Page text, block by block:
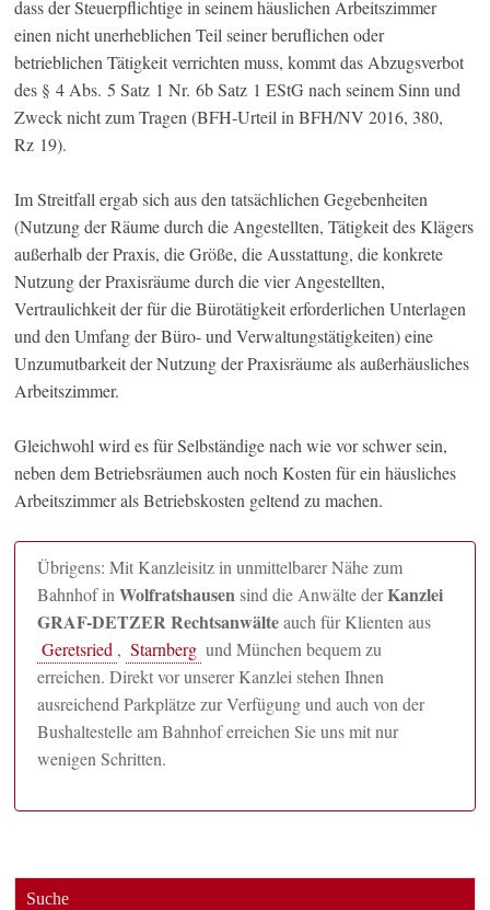
dass der Steuerpflichtige in seinem häuslichen Arbeitszimmer
einen nicht unerheblichen Teil seiner beruflichen oder
betrieblichen Tätigkeit verrichten muss, kommt das Abzugsverbot
des § 4 Abs. 5 Satz 1 Nr. 6b Satz 1 EStG nach seinem Sinn und
Zweck nicht zum Tragen (BFH-Urteil in BFH/NV 2016, 380,
Rz 19).
Im Streitfall ergab sich aus den tatsächlichen Gegebenheiten
(Nutzung der Räume durch die Angestellten, Tätigkeit des Klägers
außerhalb der Praxis, die Größe, die Ausstattung, die konkrete
Nutzung der Praxisräume durch die vier Angestellten,
Vertraulichkeit der für die Bürotätigkeit erforderlichen Unterlagen
und den Umfang der Büro- und Verwaltungstätigkeiten) eine
Unzumutbarkeit der Nutzung der Praxisräume als außerhäusliches
Arbeitszimmer.
Gleichwohl wird es für Selbständige nach wie vor schwer sein,
neben dem Betriebsräumen auch noch Kosten für ein häusliches
Arbeitszimmer als Betriebskosten geltend zu machen.
Übrigens: Mit Kanzleisitz in unmittelbarer Nähe zum
Bahnhof inWolfratshausensind die Anwälte derKanzlei
GRAF-DETZER Rechtsanwälteauch für Klienten aus
Geretsried , Starnberg und München bequem zu
erreichen. Direkt vor unserer Kanzlei stehen Ihnen
ausreichend Parkplätze zur Verfügung und auch von der
Bushaltestelle am Bahnhof erreichen Sie uns mit nur
wenigen Schritten.
Suche